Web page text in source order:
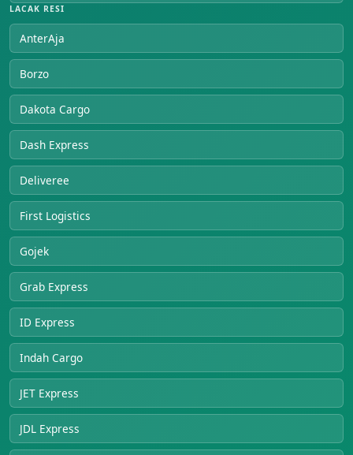
LACAK RESI
AnterAja
Borzo
Dakota Cargo
Dash Express
Deliveree
First Logistics
Gojek
Grab Express
ID Express
Indah Cargo
JET Express
JDL Express